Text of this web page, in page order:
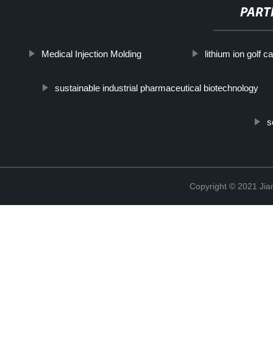
Medical Injection Molding lithium ion golf
sustainable industrial pharmaceutical biotechnology
Copyright © 2021